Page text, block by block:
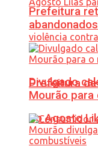
Prefeitura
do Agosto
Prefeitura
Divulgado
Mourão